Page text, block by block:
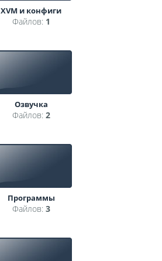
XVM и конфиги
Файлов: 1
Озвучка
Файлов: 2
Программы
Файлов: 3